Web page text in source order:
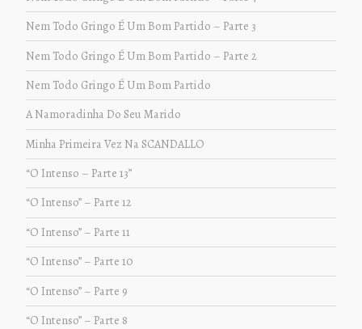
Nem Todo Gringo É Um Bom Partido – Parte 3
Nem Todo Gringo É Um Bom Partido – Parte 2
Nem Todo Gringo É Um Bom Partido
A Namoradinha Do Seu Marido
Minha Primeira Vez Na SCANDALLO
“O Intenso – Parte 13”
“O Intenso” – Parte 12
“O Intenso” – Parte 11
“O Intenso” – Parte 10
“O Intenso” – Parte 9
“O Intenso” – Parte 8